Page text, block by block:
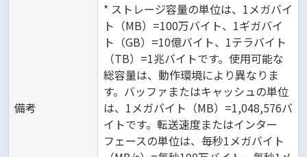
備考
* ストレージ容量の単位は、1メガバイ
ト（MB）=100万バイト、1ギガバイ
ト（GB）=10億バイト、1テラバイト
（TB）=1兆バイトです。使用可能な
総容量は、動作環境により異なりま
す。バッファまたはキャッシュの単位
は、1メガバイト（MB）=1,048,576バ
イトです。転送速度またはインター
フェースの単位は、毎秒1メガバイト